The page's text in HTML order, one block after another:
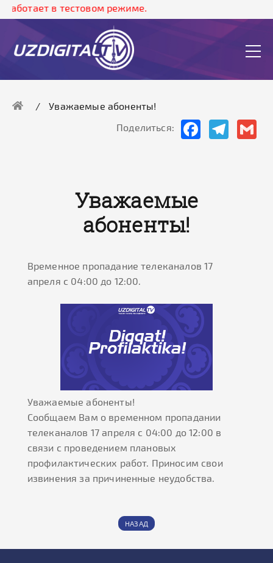
в тестовом режиме.
Уважаемые абоненты!
Поделиться:
FacebookTelegram
Уважаемые
абоненты!
Временное пропадание телеканалов 17
апреля с 04:00 до 12:00.
Уважаемые абоненты!
Сообщаем Вам о временном пропадании
телеканалов 17 апреля с 04:00 до 12:00 в
связи с проведением плановых
профилактических работ. Приносим свои
извинения за причиненные неудобства.
НАЗАД